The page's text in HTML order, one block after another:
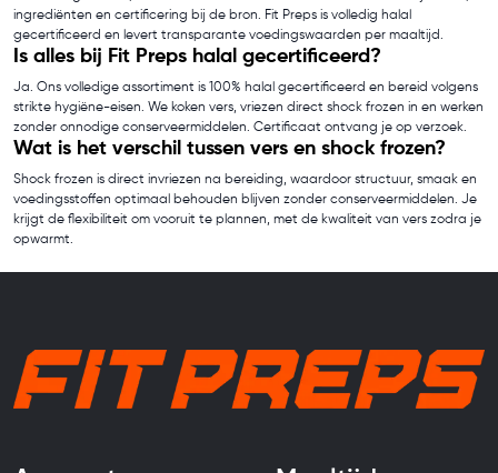
ingrediënten en certificering bij de bron. Fit Preps is volledig halal
gecertificeerd en levert transparante voedingswaarden per maaltijd.
Is alles bij Fit Preps halal gecertificeerd?
Ja. Ons volledige assortiment is 100% halal gecertificeerd en bereid volgens
strikte hygiëne-eisen. We koken vers, vriezen direct shock frozen in en werken
zonder onnodige conserveermiddelen. Certificaat ontvang je op verzoek.
Wat is het verschil tussen vers en shock frozen?
Shock frozen is direct invriezen na bereiding, waardoor structuur, smaak en
voedingsstoffen optimaal behouden blijven zonder conserveermiddelen. Je
krijgt de flexibiliteit om vooruit te plannen, met de kwaliteit van vers zodra je
opwarmt.